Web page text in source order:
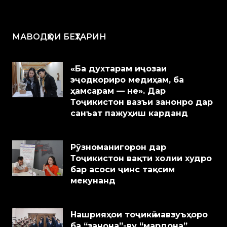
МАВОДҲОИ БЕҲТАРИН
«Ба духтарам иҷозаи
эҷодкориро медиҳам, ба
ҳамсарам — не». Дар
Тоҷикистон вазъи занонро дар
санъат пажуҳиш карданд
Рӯзноманигорон дар
Тоҷикистон вақти холии худро
бар асоси ҷинс тақсим
мекунанд
Нашрияҳои тоҷикӣ мавзуъҳоро